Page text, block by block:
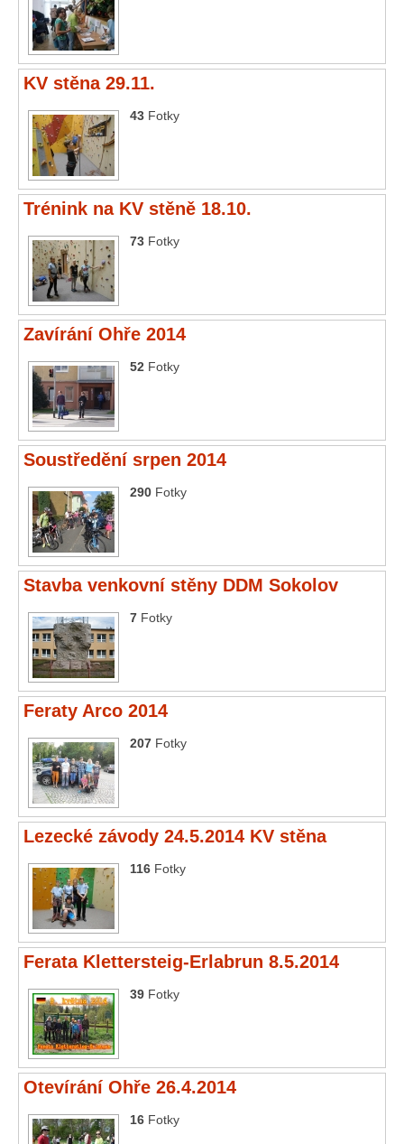
KV stěna 29.11.
43 Fotky
Trénink na KV stěně 18.10.
73 Fotky
Zavírání Ohře 2014
52 Fotky
Soustředění srpen 2014
290 Fotky
Stavba venkovní stěny DDM Sokolov
7 Fotky
Feraty Arco 2014
207 Fotky
Lezecké závody 24.5.2014 KV stěna
116 Fotky
Ferata Klettersteig-Erlabrun 8.5.2014
39 Fotky
Otevírání Ohře 26.4.2014
16 Fotky